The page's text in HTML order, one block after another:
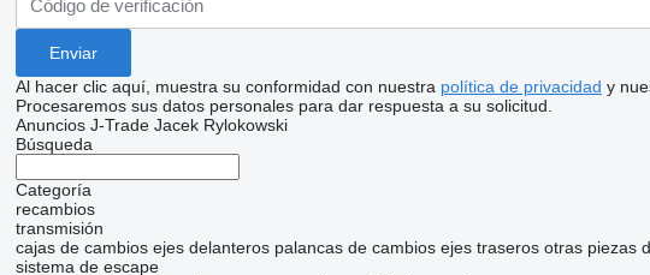
Al hacer clic aquí, muestra su conformidad con nuestra política de privacidad y
Procesaremos sus datos personales para dar respuesta a su solicitud.
Anuncios J-Trade Jacek Rylokowski
Búsqueda
Categoría
recambios
transmisión
cajas de cambios ejes delanteros palancas de cambios ejes traseros otras piezas
sistema de escape